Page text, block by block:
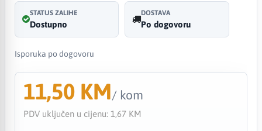
STATUS ZALIHE
Dostupno
DOSTAVA
Po dogovoru
Isporuka po dogovoru
11,50 KM/ kom
PDV uključen u cijenu: 1,67 KM